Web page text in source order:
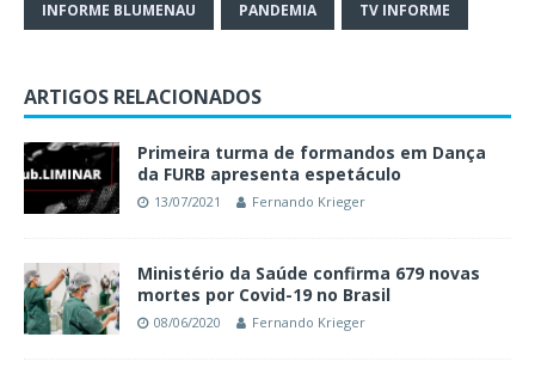
INFORME BLUMENAU PANDEMIA TV INFORME
ARTIGOS RELACIONADOS
Primeira turma de formandos em Dança
da FURB apresenta espetáculo
13/07/2021 Fernando Krieger
Ministério da Saúde confirma 679 novas
mortes por Covid-19 no Brasil
08/06/2020 Fernando Krieger